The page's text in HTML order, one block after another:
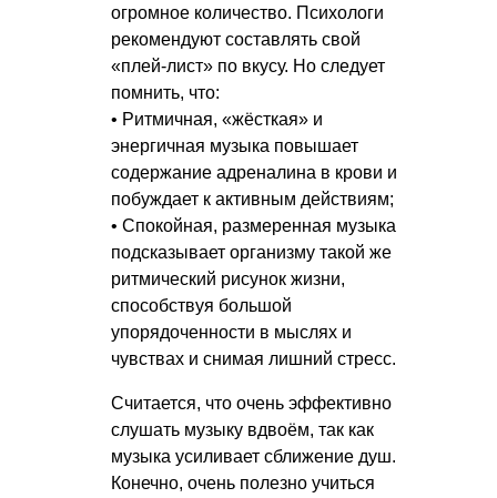
огромное количество. Психологи
рекомендуют составлять свой
«плей-лист» по вкусу. Но следует
помнить, что:
• Ритмичная, «жёсткая» и
энергичная музыка повышает
содержание адреналина в крови и
побуждает к активным действиям;
• Спокойная, размеренная музыка
подсказывает организму такой же
ритмический рисунок жизни,
способствуя большой
упорядоченности в мыслях и
чувствах и снимая лишний стресс.
Считается, что очень эффективно
слушать музыку вдвоём, так как
музыка усиливает сближение душ.
Конечно, очень полезно учиться